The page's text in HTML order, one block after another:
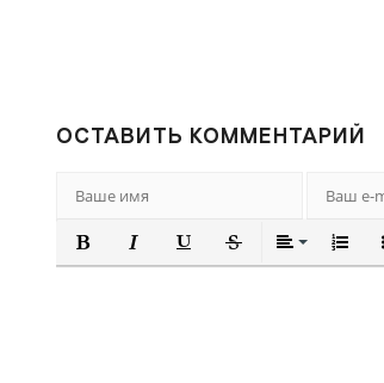
ОСТАВИТЬ КОММЕНТАРИЙ
ПОЛУЖИРНЫЙ
КУРСИВПОДЧЕРКНУТЫЙ
ЗАЧЕРКНУТЫЙ